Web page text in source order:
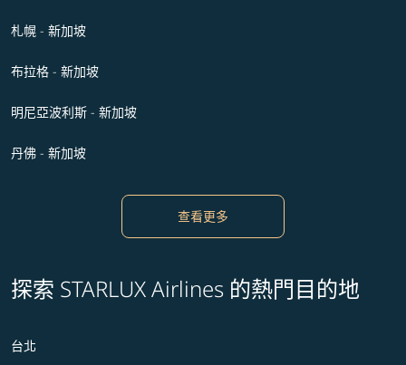
札幌 - 新加坡
布拉格 - 新加坡
明尼亞波利斯 - 新加坡
丹佛 - 新加坡
查看更多
探索 STARLUX Airlines 的熱門目的地
台北